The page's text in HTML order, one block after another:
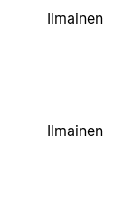
Ilmainen
Ilmainen